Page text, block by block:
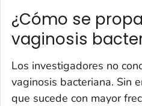
¿Cómo se
vaginosis
Los investigadores no
vaginosis bacteriana. Sin
que sucede con mayor